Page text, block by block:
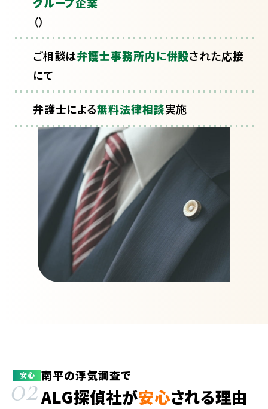
（）
ご相談は弁護士事務所内に併設された応接
にて
弁護士による無料法律相談実施
安心
02南平の浮気調査で
ALG探偵社が安心される理由